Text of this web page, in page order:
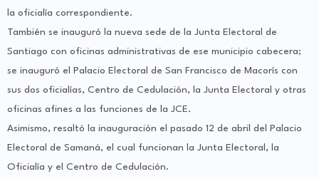
la oficialía correspondiente.
También se inauguró la nueva sede de la Junta Electoral de
Santiago con oficinas administrativas de ese municipio cabecera;
se inauguró el Palacio Electoral de San Francisco de Macorís con
sus dos oficialías, Centro de Cedulación, la Junta Electoral y otras
oficinas afines a las funciones de la JCE.
Asimismo, resaltó la inauguración el pasado 12 de abril del Palacio
Electoral de Samaná, el cual funcionan la Junta Electoral, la
Oficialía y el Centro de Cedulación.